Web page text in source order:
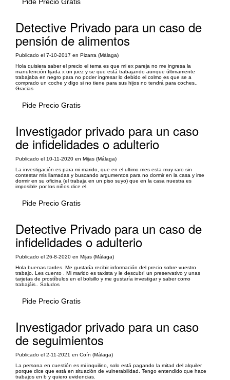
Detective Privado para un caso de
pensión de alimentos
Publicado el 7-10-2017 en Pizarra (Málaga)
Hola quisiera saber el precio el tema es que mi ex pareja no me ingresa la
manutención fijada x un juez y se que está trabajando aunque últimamente
trabajaba en negro para no poder ingresar lo debido el colmo es que se a
comprado un coche y digo si no tiene para sus hijos no tendrá para coches..
Gracias
Pide Precio Gratis
Investigador privado para un caso
de infidelidades o adulterio
Publicado el 10-11-2020 en Mijas (Málaga)
La investigación es para mi marido, que en el ultimo mes esta muy raro sin
contestar mis llamadas y buscando argumentos para no dormir en la casa y irse
dormir en su oficina (el trabaja en un piso suyo) que en la casa nuestra es
imposible por los niños dice el.
Pide Precio Gratis
Detective Privado para un caso de
infidelidades o adulterio
Publicado el 26-8-2020 en Mijas (Málaga)
Hola buenas tardes. Me gustaría recibir información del precio sobre vuestro
trabajo. Les cuento . Mi marido es taxista y le descubrí un preservativo y unas
tarjetas de prostíbulos en el bolsillo y me gustaría investigar y saber como
trabajáis.. Saludos
Pide Precio Gratis
Investigador privado para un caso
de seguimientos
Publicado el 2-11-2021 en Coín (Málaga)
La persona en cuestión es mi inquilino, solo está pagando la mitad del alquiler
porque dice que está en situación de vulnerabilidad. Tengo entendido que hace
trabajos en b y quiero evidencias.